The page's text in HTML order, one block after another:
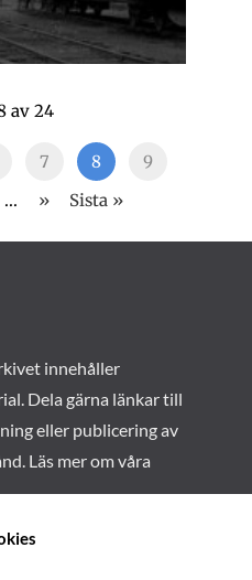
av 24
7 8
9
... » Sista »
innehåller
Dela gärna länkar till
eller publicering av
Läs mer om våra